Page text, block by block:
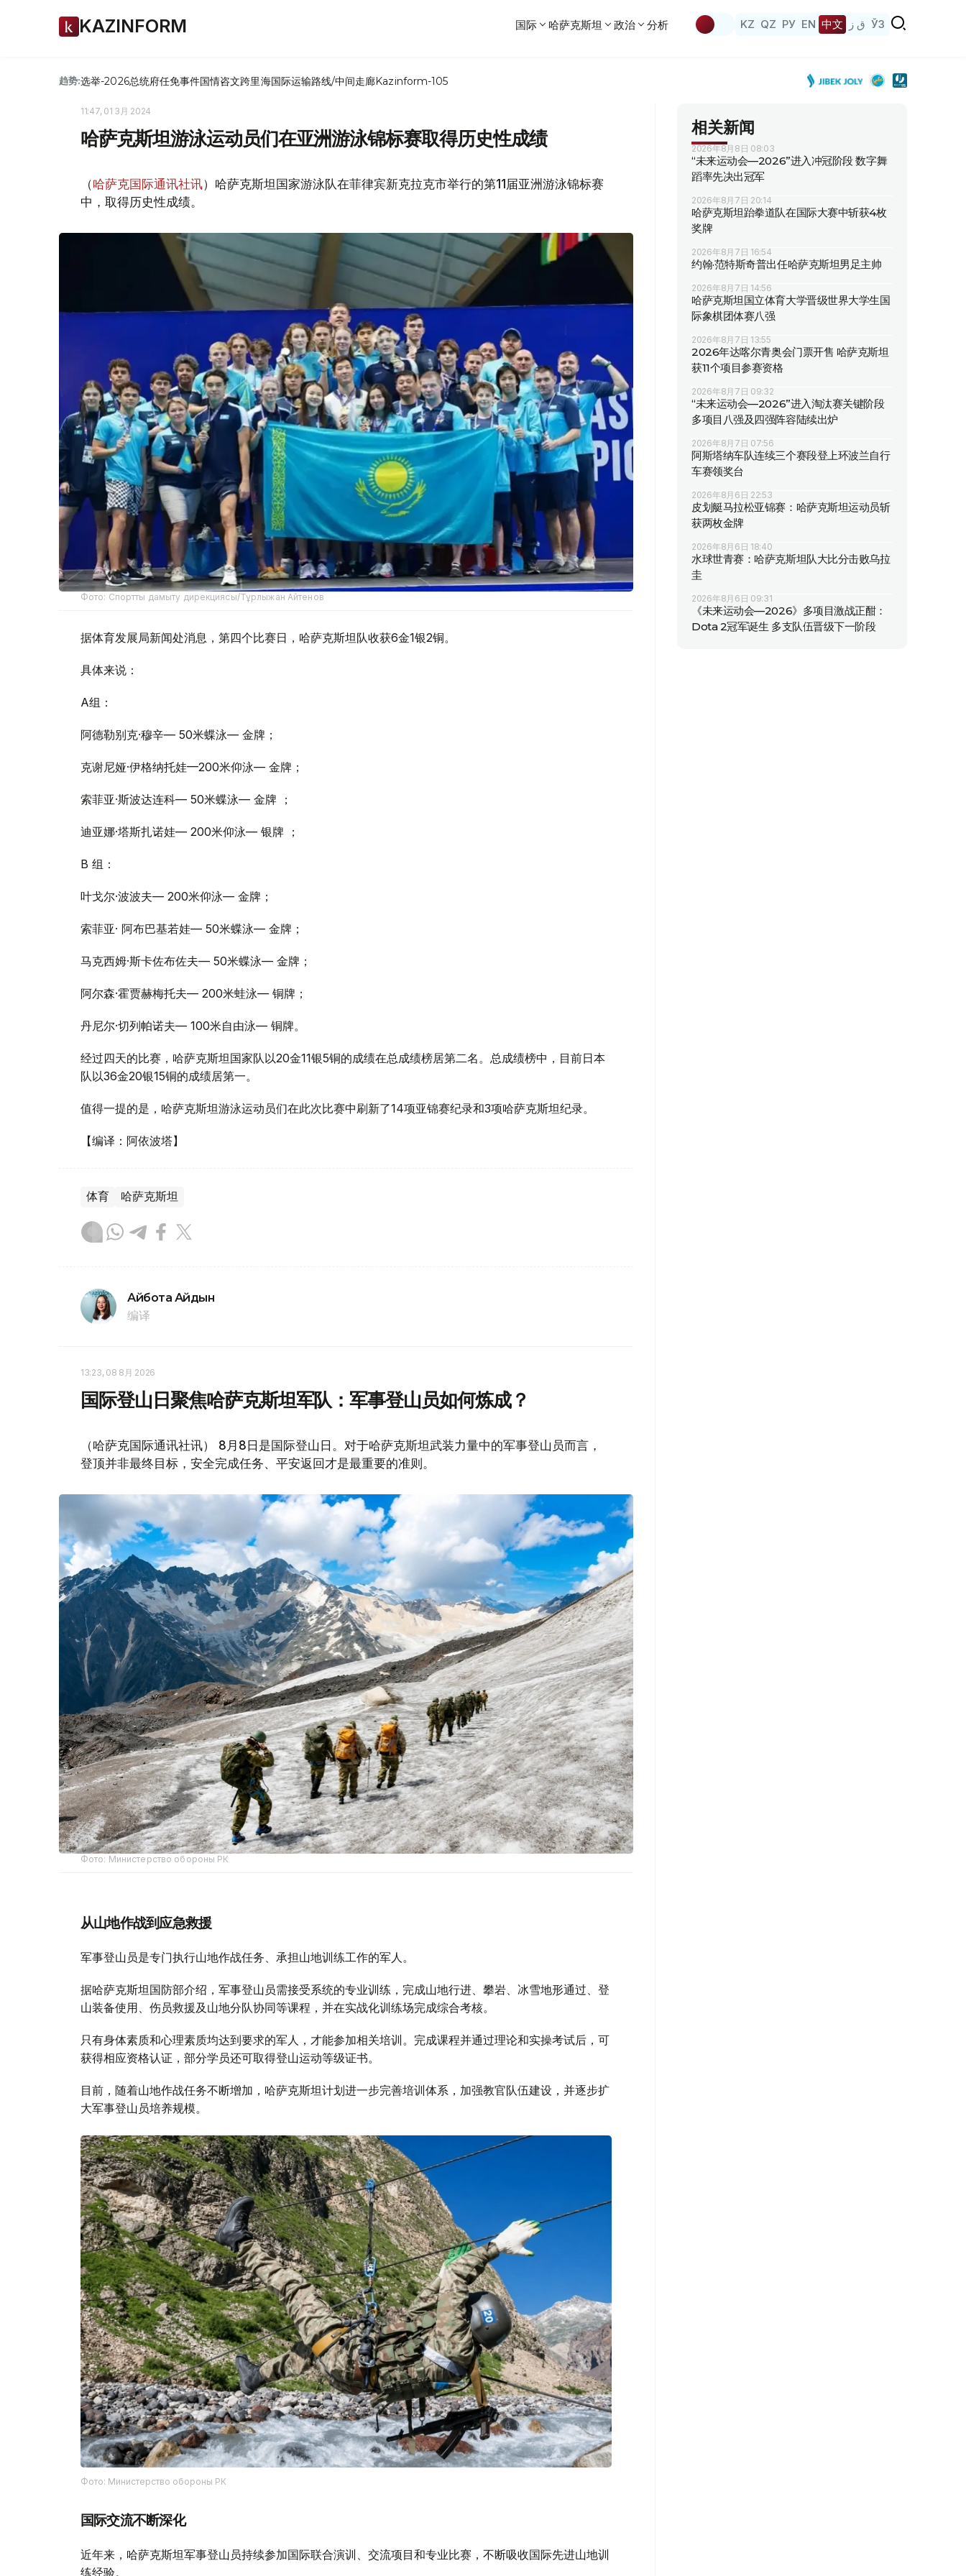
KAZINFORM 国际 哈萨克斯坦 政治 分析 KZ QZ РУ EN 中文 ق ز ЎЗ
趋势:选举-2026总统府任免事件国情咨文跨里海国际运输路线/中间走廊Kazinform-105
11:47, 01 3月 2024
哈萨克斯坦游泳运动员们在亚洲游泳锦标赛取得历史性成绩
（哈萨克国际通讯社讯）哈萨克斯坦国家游泳队在菲律宾新克拉克市举行的第11届亚洲游泳锦标赛
中，取得历史性成绩。
Фото: Спортты дамыту дирекциясы/Тұрлыжан Айтенов
据体育发展局新闻处消息，第四个比赛日，哈萨克斯坦队收获6金1银2铜。
具体来说：
A组：
阿德勒别克·穆辛— 50米蝶泳— 金牌；
克谢尼娅·伊格纳托娃—200米仰泳— 金牌；
索菲亚·斯波达连科— 50米蝶泳— 金牌 ；
迪亚娜·塔斯扎诺娃— 200米仰泳— 银牌 ；
В 组：
叶戈尔·波波夫— 200米仰泳— 金牌；
索菲亚· 阿布巴基若娃— 50米蝶泳— 金牌；
马克西姆·斯卡佐布佐夫— 50米蝶泳— 金牌；
阿尔森·霍贾赫梅托夫— 200米蛙泳— 铜牌；
丹尼尔·切列帕诺夫— 100米自由泳— 铜牌。
经过四天的比赛，哈萨克斯坦国家队以20金11银5铜的成绩在总成绩榜居第二名。总成绩榜中，目前日本
队以36金20银15铜的成绩居第一。
值得一提的是，哈萨克斯坦游泳运动员们在此次比赛中刷新了14项亚锦赛纪录和3项哈萨克斯坦纪录。
【编译：阿依波塔】
体育 哈萨克斯坦
Айбота Айдын
编译
13:23, 08 8月 2026
国际登山日聚焦哈萨克斯坦军队：军事登山员如何炼成？
（哈萨克国际通讯社讯） 8月8日是国际登山日。对于哈萨克斯坦武装力量中的军事登山员而言，
登顶并非最终目标，安全完成任务、平安返回才是最重要的准则。
Фото: Министерство обороны РК
从山地作战到应急救援
军事登山员是专门执行山地作战任务、承担山地训练工作的军人。
据哈萨克斯坦国防部介绍，军事登山员需接受系统的专业训练，完成山地行进、攀岩、冰雪地形通过、登
山装备使用、伤员救援及山地分队协同等课程，并在实战化训练场完成综合考核。
只有身体素质和心理素质均达到要求的军人，才能参加相关培训。完成课程并通过理论和实操考试后，可
获得相应资格认证，部分学员还可取得登山运动等级证书。
目前，随着山地作战任务不断增加，哈萨克斯坦计划进一步完善培训体系，加强教官队伍建设，并逐步扩
大军事登山员培养规模。
Фото: Министерство обороны РК
国际交流不断深化
近年来，哈萨克斯坦军事登山员持续参加国际联合演训、交流项目和专业比赛，不断吸收国际先进山地训
练经验。
相关新闻
2026年8月8日 08:03
“未来运动会—2026”进入冲冠阶段 数字舞
蹈率先决出冠军
2026年8月7日 20:14
哈萨克斯坦跆拳道队在国际大赛中斩获4枚
奖牌
2026年8月7日 16:54
约翰·范特斯奇普出任哈萨克斯坦男足主帅
2026年8月7日 14:56
哈萨克斯坦国立体育大学晋级世界大学生国
际象棋团体赛八强
2026年8月7日 13:55
2026年达喀尔青奥会门票开售 哈萨克斯坦
获11个项目参赛资格
2026年8月7日 09:32
“未来运动会—2026”进入淘汰赛关键阶段
多项目八强及四强阵容陆续出炉
2026年8月7日 07:56
阿斯塔纳车队连续三个赛段登上环波兰自行
车赛领奖台
2026年8月6日 22:53
皮划艇马拉松亚锦赛：哈萨克斯坦运动员斩
获两枚金牌
2026年8月6日 18:40
水球世青赛：哈萨克斯坦队大比分击败乌拉
圭
2026年8月6日 09:31
《未来运动会—2026》多项目激战正酣：
Dota 2冠军诞生 多支队伍晋级下一阶段